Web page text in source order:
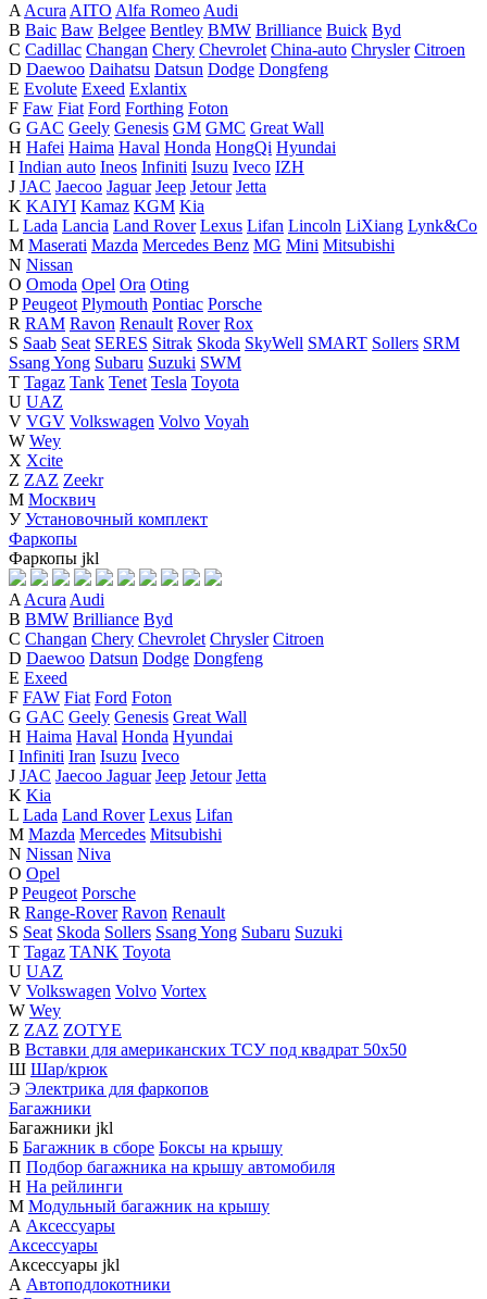
A Acura AITO Alfa Romeo Audi
B Baic Baw Belgee Bentley BMW Brilliance Buick Byd
C Cadillac Changan Chery Chevrolet China-auto Chrysler Citroen
D Daewoo Daihatsu Datsun Dodge Dongfeng
E Evolute Exeed Exlantix
F Faw Fiat Ford Forthing Foton
G GAC Geely Genesis GM GMC Great Wall
H Hafei Haima Haval Honda HongQi Hyundai
I Indian auto Ineos Infiniti Isuzu Iveco IZH
J JAC Jaecoo Jaguar Jeep Jetour Jetta
K KAIYI Kamaz KGM Kia
L Lada Lancia Land Rover Lexus Lifan Lincoln LiXiang Lynk&Co
M Maserati Mazda Mercedes Benz MG Mini Mitsubishi
N Nissan
O Omoda Opel Ora Oting
P Peugeot Plymouth Pontiac Porsche
R RAM Ravon Renault Rover Rox
S Saab Seat SERES Sitrak Skoda SkyWell SMART Sollers SRM
Ssang Yong Subaru Suzuki SWM
T Tagaz Tank Tenet Tesla Toyota
U UAZ
V VGV Volkswagen Volvo Voyah
W Wey
X Xcite
Z ZAZ Zeekr
М Москвич
У Установочный комплект
Фаркопы
Фаркопы jkl
A Acura Audi
B BMW Brilliance Byd
C Changan Chery Chevrolet Chrysler Citroen
D Daewoo Datsun Dodge Dongfeng
E Exeed
F FAW Fiat Ford Foton
G GAC Geely Genesis Great Wall
H Haima Haval Honda Hyundai
I Infiniti Iran Isuzu Iveco
J JAC Jaecoo Jaguar Jeep Jetour Jetta
K Kia
L Lada Land Rover Lexus Lifan
M Mazda Mercedes Mitsubishi
N Nissan Niva
O Opel
P Peugeot Porsche
R Range-Rover Ravon Renault
S Seat Skoda Sollers Ssang Yong Subaru Suzuki
T Tagaz TANK Toyota
U UAZ
V Volkswagen Volvo Vortex
W Wey
Z ZAZ ZOTYE
В Вставки для американских ТСУ под квадрат 50х50
Ш Шар/крюк
Э Электрика для фаркопов
Багажники
Багажники jkl
Б Багажник в сборе Боксы на крышу
П Подбор багажника на крышу автомобиля
Н На рейлинги
М Модульный багажник на крышу
А Аксессуары
Аксессуары
Аксессуары jkl
А Автоподлокотники